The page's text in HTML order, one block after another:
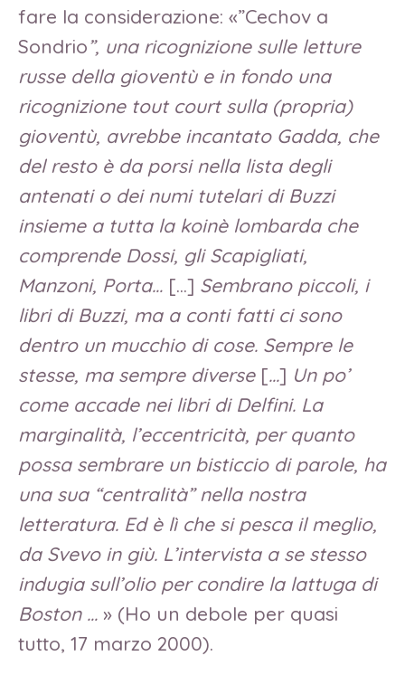
fare la considerazione: «”Cechov a
Sondrio”, una ricognizione sulle letture
russe della gioventù e in fondo una
ricognizione tout court sulla (propria)
gioventù, avrebbe incantato Gadda, che
del resto è da porsi nella lista degli
antenati o dei numi tutelari di Buzzi
insieme a tutta la koinè lombarda che
comprende Dossi, gli Scapigliati,
Manzoni, Porta… […] Sembrano piccoli, i
libri di Buzzi, ma a conti fatti ci sono
dentro un mucchio di cose. Sempre le
stesse, ma sempre diverse[…] Un po’
come accade nei libri di Delfini. La
marginalità, l’eccentricità, per quanto
possa sembrare un bisticcio di parole, ha
una sua “centralità” nella nostra
letteratura. Ed è lì che si pesca il meglio,
da Svevo in giù. L’intervista a se stesso
indugia sull’olio per condire la lattuga di
Boston … » (Ho un debole per quasi
tutto, 17 marzo 2000).